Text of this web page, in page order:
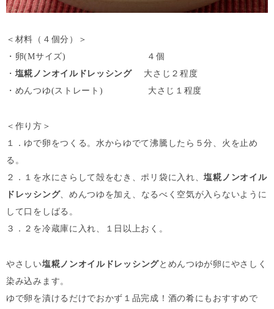
＜材料（４個分）＞
・卵(Mサイズ) ４個
・ 塩糀ノンオイルドレッシング大さじ２程度
・めんつゆ(ストレート) 大さじ１程度
＜作り方＞
１．ゆで卵をつくる。水からゆでて沸騰したら５分、火を止め
る。
２．１を水にさらして殻をむき、ポリ袋に入れ、塩糀ノンオイル
ドレッシング、めんつゆを加え、なるべく空気が入らないように
して口をしばる。
３．２を冷蔵庫に入れ、１日以上おく。
やさしい塩糀ノンオイルドレッシングとめんつゆが卵にやさしく
染み込みます。
ゆで卵を漬けるだけでおかず１品完成！酒の肴にもおすすめで